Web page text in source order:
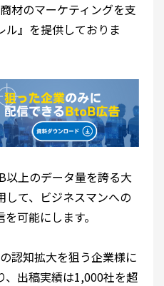
材のマーケティングを支
ル』を提供しておりま
上のデータ量を誇る大
て、ビジネスマンへの
可能にします。
認知拡大を狙う企業様に
、出稿実績は1,000社を超